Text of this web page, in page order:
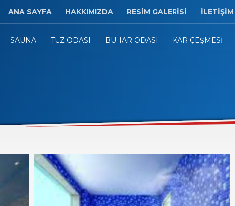
ANA SAYFA HAKKIMIZDA RESİM GALERİSİ İLETİŞİM
SAUNA TUZ ODASI BUHAR ODASI KAR ÇEŞMESİ